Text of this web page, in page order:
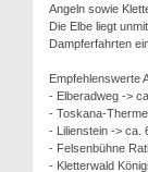
Angeln sowie
Die Elbe liegt
Dampferfahrten
Empfehlenswerte
- Elberadweg ->
- Toskana-
- Lilienstein -> ca.
- Felsenbühne
- Kletterwald